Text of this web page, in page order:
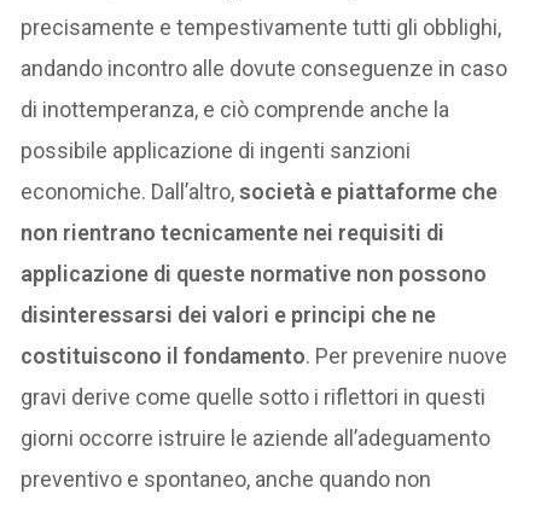
precisamente e tempestivamente tutti gli obblighi,
andando incontro alle dovute conseguenze in caso
di inottemperanza, e ciò comprende anche la
possibile applicazione di ingenti sanzioni
economiche. Dall’altro,società e piattaforme che
non rientrano tecnicamente nei requisiti di
applicazione di queste normative non possono
disinteressarsi dei valori e principi che ne
costituiscono il fondamento. Per prevenire nuove
gravi derive come quelle sotto i riflettori in questi
giorni occorre istruire le aziende all’adeguamento
preventivo e spontaneo, anche quando non